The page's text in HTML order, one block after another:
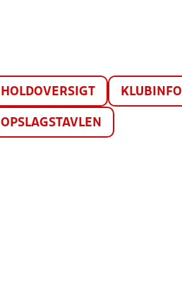
HOLDOVERSIGT KLUBINFO
OPSLAGSTAVLEN